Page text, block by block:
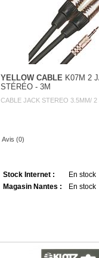
YELLOW CABLE K07M 2
STÉRÉO - 3M
CABLE JACK STEREO 3.5MM/ 2
Avis (0)
Stock Internet :
En stock
Magasin Nantes :
En stock